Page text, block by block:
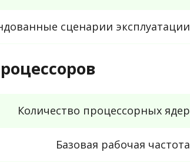
сценарии эксплуатации
Количество процессорных ядер
Базовая рабочая частота